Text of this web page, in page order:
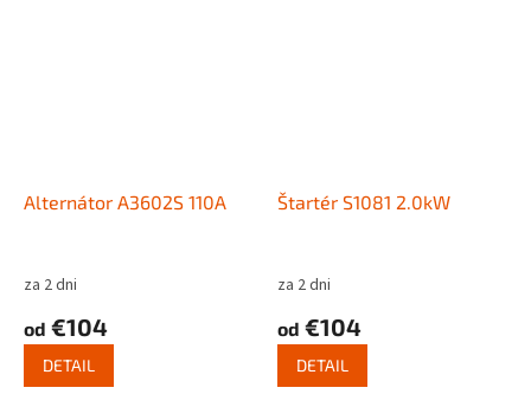
Alternátor A3602S 110A
za 2 dni
od €104
DETAIL
Štartér S1081 2.0kW
za 2 dni
od €104
DETAIL